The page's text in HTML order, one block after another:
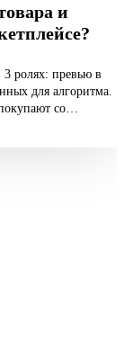
и
3 ролях: превью в
для алгоритма.
со